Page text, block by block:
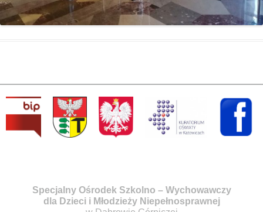
Specjalny Ośrodek Szkolno – Wychowawczy
dla Dzieci i Młodzieży Niepełnosprawnej